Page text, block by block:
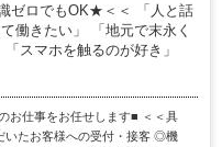
ゼロでもOK★＜＜ 「人と話
働きたい」 「地元で末永く
スマホを触るのが好き」
お仕事をお任せします■ ＜＜具
たお客様への受付・接客 ◎機